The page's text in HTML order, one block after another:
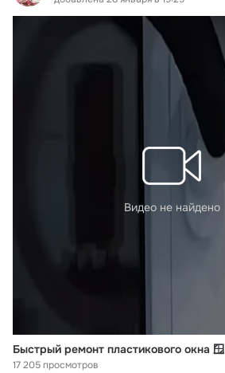
Видео не найдено
Быстрый ремонт пластикового окна 🪟
17 205 просмотров